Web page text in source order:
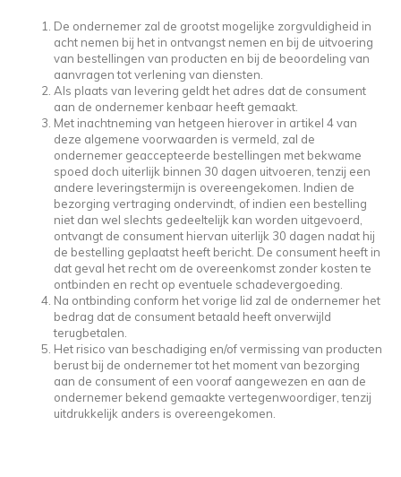
De ondernemer zal de grootst mogelijke zorgvuldigheid in
acht nemen bij het in ontvangst nemen en bij de uitvoering
van bestellingen van producten en bij de beoordeling van
aanvragen tot verlening van diensten.
Als plaats van levering geldt het adres dat de consument
aan de ondernemer kenbaar heeft gemaakt.
Met inachtneming van hetgeen hierover in artikel 4 van
deze algemene voorwaarden is vermeld, zal de
ondernemer geaccepteerde bestellingen met bekwame
spoed doch uiterlijk binnen 30 dagen uitvoeren, tenzij een
andere leveringstermijn is overeengekomen. Indien de
bezorging vertraging ondervindt, of indien een bestelling
niet dan wel slechts gedeeltelijk kan worden uitgevoerd,
ontvangt de consument hiervan uiterlijk 30 dagen nadat hij
de bestelling geplaatst heeft bericht. De consument heeft in
dat geval het recht om de overeenkomst zonder kosten te
ontbinden en recht op eventuele schadevergoeding.
Na ontbinding conform het vorige lid zal de ondernemer het
bedrag dat de consument betaald heeft onverwijld
terugbetalen.
Het risico van beschadiging en/of vermissing van producten
berust bij de ondernemer tot het moment van bezorging
aan de consument of een vooraf aangewezen en aan de
ondernemer bekend gemaakte vertegenwoordiger, tenzij
uitdrukkelijk anders is overeengekomen.